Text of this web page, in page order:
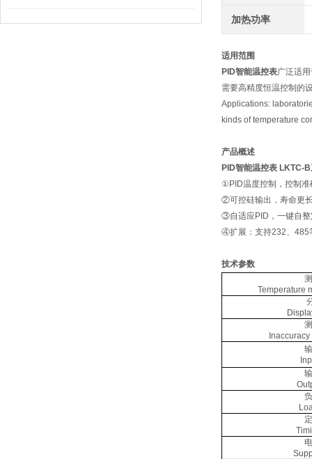
加热功率
适用范围
PID智能温控表广泛适
需要高精度恒温控制的
Applications:
kinds of temperature
产品概述
PID智能温控表 LKTC-
①PID温度控制，控制准
②可控硅输出，寿命更
③自适应PID，一键自
④扩展：支持232、485
技术参数
Temperature